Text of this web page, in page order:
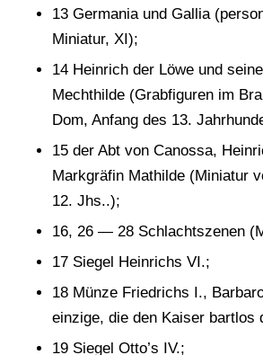
13 Germania und Gallia
Miniatur, XI);
14 Heinrich der Löwe und
Mechthilde (Grabfiguren im
Dom, Anfang des 13.
15 der Abt von Canossa,
Markgräfin Mathilde (Miniatur
12. Jhs..);
16, 26 — 28 Schlachtszenen
17 Siegel Heinrichs VI.;
18 Münze Friedrichs I.,
einzige, die den Kaiser bartlos
19 Siegel Otto’s IV.;